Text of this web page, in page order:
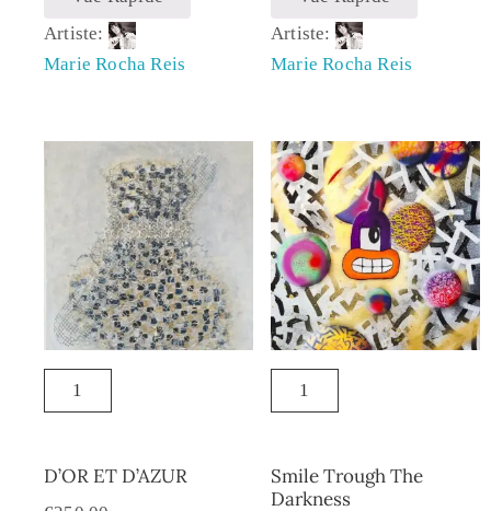
Artiste:
Marie Rocha Reis
Artiste:
Marie Rocha Reis
D’OR ET D’AZUR
Smile Trough The
Darkness